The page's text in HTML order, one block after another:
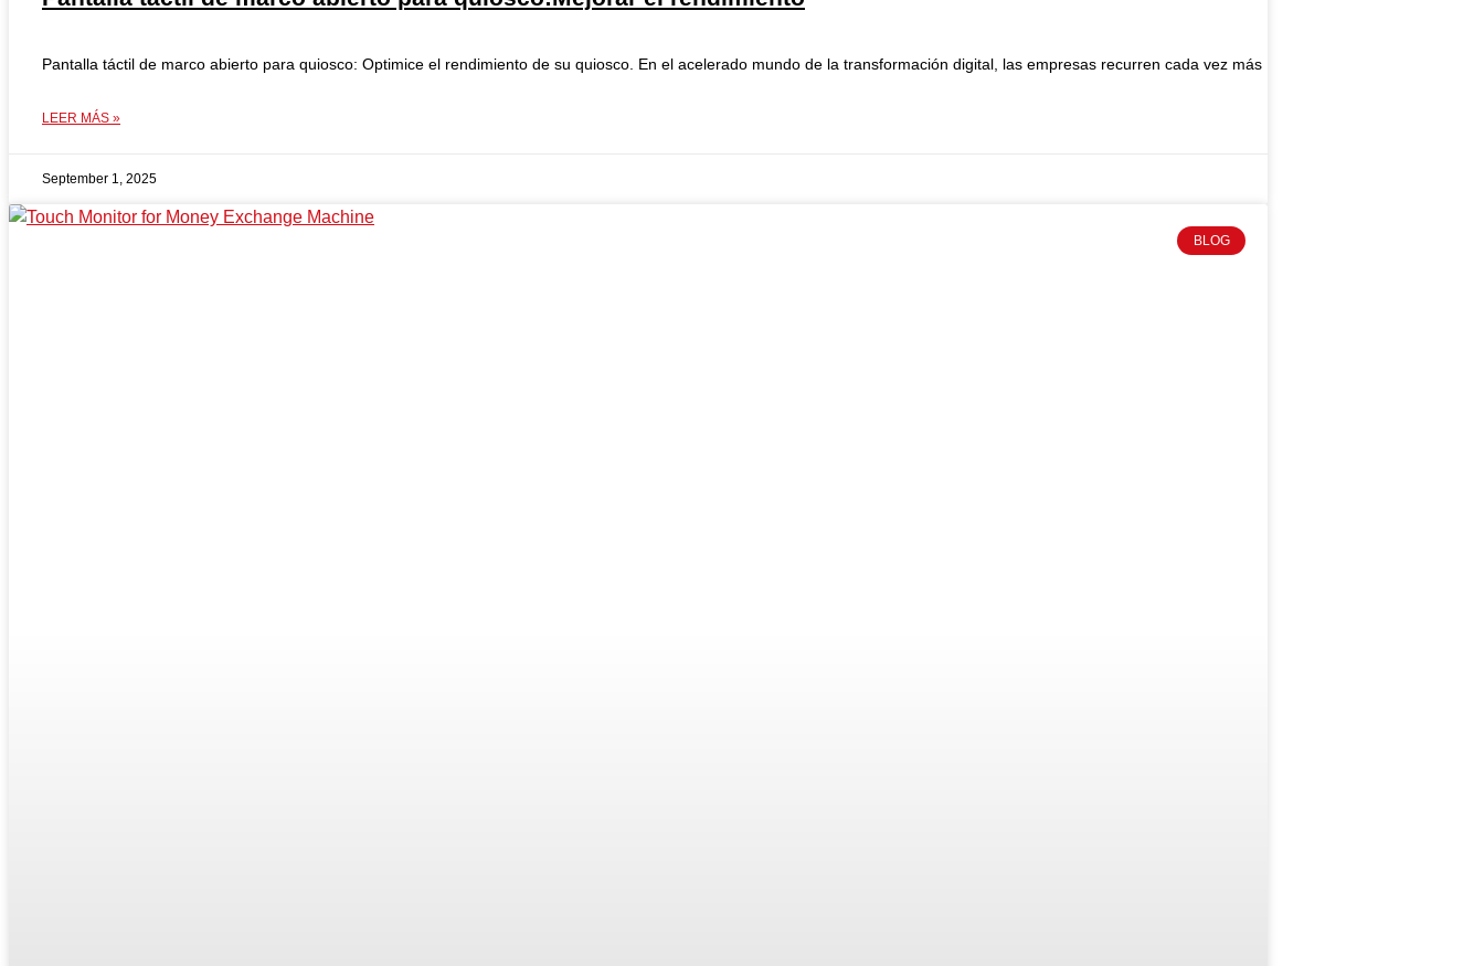
Pantalla táctil de marco abierto para quiosco: Optimice el rendimiento de su quiosco. En el acelerado mundo de la transformación digital, las empresas recurren cada vez más
LEER MÁS »
September 1, 2025
BLOG